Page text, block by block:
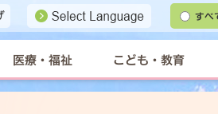
すべ
医療・福祉 こども・教育